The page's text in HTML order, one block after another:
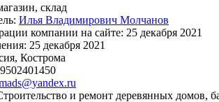
склад
Илья Владимирович Молчанов
компании на сайте: 25 декабря 2021
25 декабря 2021
Кострома
и ремонт деревянных домов,